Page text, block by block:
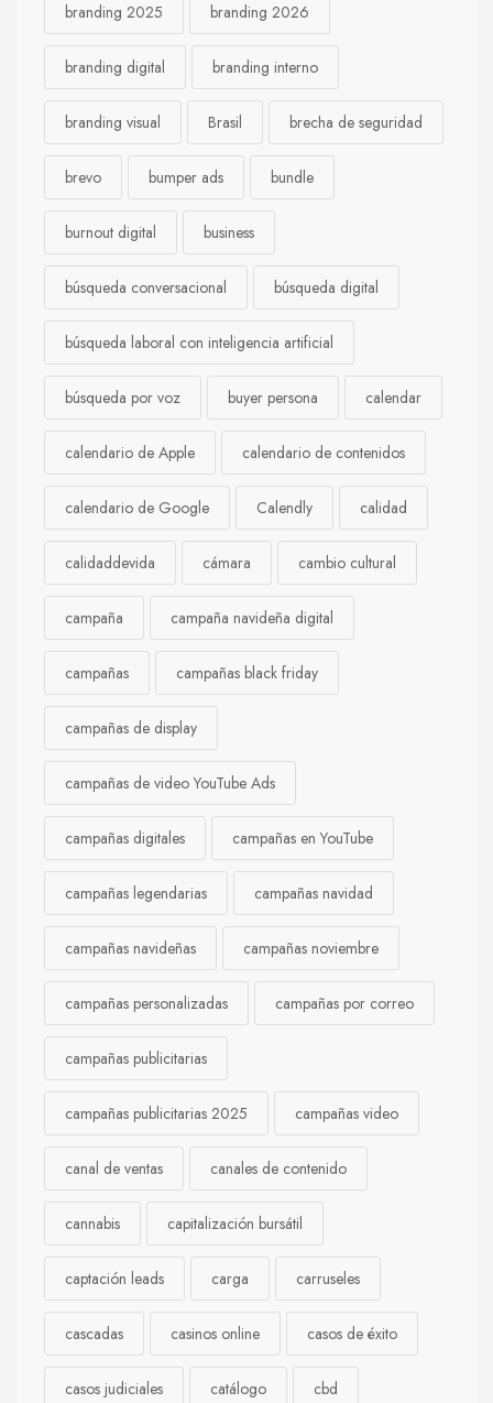
branding 2025 branding 2026
branding digital branding interno
branding visual Brasil brecha de seguridad
brevo bumper ads bundle
burnout digital business
búsqueda conversacional búsqueda digital
búsqueda laboral con inteligencia artificial
búsqueda por voz buyer persona calendar
calendario de Apple calendario de contenidos
calendario de Google Calendly calidad
calidaddevida cámara cambio cultural
campaña campaña navideña digital
campañas campañas black friday
campañas de display
campañas de video YouTube Ads
campañas digitales campañas en YouTube
campañas legendarias campañas navidad
campañas navideñas campañas noviembre
campañas personalizadas campañas por correo
campañas publicitarias
campañas publicitarias 2025 campañas video
canal de ventas canales de contenido
cannabis capitalización bursátil
captación leads carga carruseles
cascadas casinos online casos de éxito
casos judiciales catálogo cbd